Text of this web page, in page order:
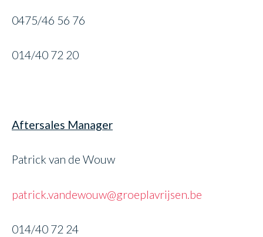
0475/46 56 76
014/40 72 20
Aftersales Manager
Patrick van de Wouw
patrick.vandewouw@groeplavrijsen.be
014/40 72 24